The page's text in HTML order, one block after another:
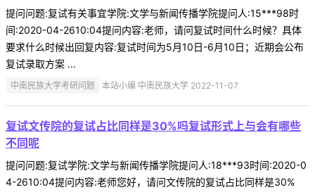
提问问题:复试有关事宜学院:文学与新闻传播学院提问人:15***98时
间:2020-04-2610:04提问内容:老师，请问复试时间什么时候？具体
要求什么时候出回复内容:复试时间为5月10日-6月10日；近期会公布
复试录取方案 ...
中南民族大学考研问题 本站小编 中南民族大学 2022-11-07
复试文传院的复试占比同样是30%吗复试形式上与会有哪些
不同呢
提问问题:复试学院:文学与新闻传播学院提问人:18***93时间:2020-0
4-2610:04提问内容:老师您好，请问文传院的复试占比同样是30%